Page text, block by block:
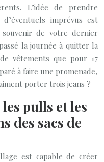
L’idée de prendre
imprévus est
de votre dernier
la journée à quitter la
vêtements que pour 17
à faire une promenade,
porter trois jeans ?
pulls et les
des sacs de
est capable de créer